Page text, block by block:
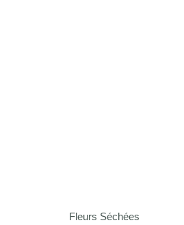
Fleurs Séchées